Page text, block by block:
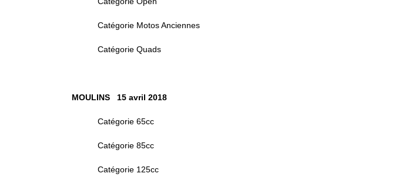
Catégorie Motos Anciennes
Catégorie Quads
MOULINS 15 avril 2018
Catégorie 65cc
Catégorie 85cc
Catégorie 125cc